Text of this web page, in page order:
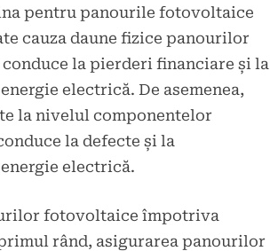
pentru panourile fotovoltaice
cauza daune fizice panourilor
la pierderi financiare și la
electrică. De asemenea,
la nivelul componentelor
la defecte și la
electrică.
fotovoltaice împotriva
rând, asigurarea panourilor